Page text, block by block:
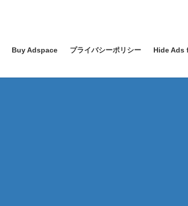
Buy Adspace プライバシーポリシー Hide Ads